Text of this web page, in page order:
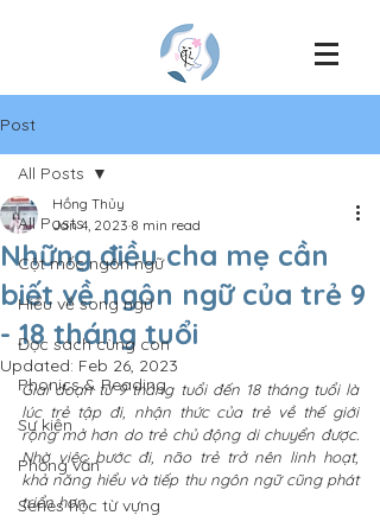
Post
All Posts
Cột mốc ngôn ngữ
Hiểu về song ngữ
Đọc sách cùng con
Phonics & Reading
Sự kiện
Phỏng vấn
Series học từ vựng
All Posts
Những điều cha mẹ cần
biết về ngôn ngữ của trẻ 9
- 18 tháng tuổi
Hồng Thủy
Jan 4, 2023 8 min read
Updated: Feb 26, 2023
Giai đoạn từ 9 tháng tuổi đến 18 tháng tuổi là
lúc trẻ tập đi, nhận thức của trẻ về thế giới
rộng mở hơn do trẻ chủ động di chuyển được.
Nhờ việc bước đi, não trẻ trở nên linh hoạt,
khả năng hiểu và tiếp thu ngôn ngữ cũng phát
triển hơn.